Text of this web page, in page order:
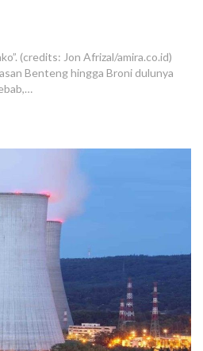
(credits: Jon Afrizal/amira.co.id)
Benteng hingga Broni dulunya